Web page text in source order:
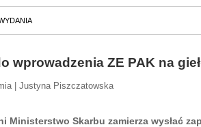
wprowadzenia ZE PAK na
| Justyna Piszczatowska
Ministerstwo Skarbu zamierza wysłać